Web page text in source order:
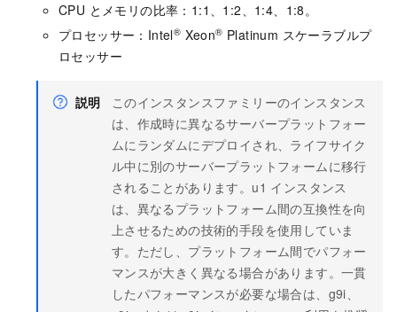
CPU とメモリの比率：1:1、1:2、1:4、1:8。
プロセッサー：Intel® Xeon® Platinum スケーラブルプ
ロセッサー
説明
このインスタンスファミリーのインスタンス
は、作成時に異なるサーバープラットフォー
ムにランダムにデプロイされ、ライフサイク
ル中に別のサーバープラットフォームに移行
されることがあります。u1 インスタンス
は、異なるプラットフォーム間の互換性を向
上させるための技術的手段を使用していま
す。ただし、プラットフォーム間でパフォー
マンスが大きく異なる場合があります。一貫
したパフォーマンスが必要な場合は、g9i、